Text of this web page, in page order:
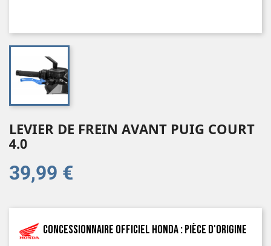
LEVIER DE FREIN AVANT PUIG COURT
4.0
39,99 €
Concessionnaire officiel Honda : pièce d'origine